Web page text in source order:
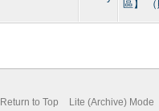
區】
Return to Top Lite (Archive) Mode